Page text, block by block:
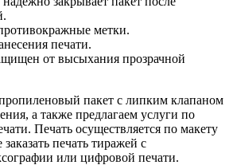
метки.
печати.
от высыхания прозрачной
пакет с липким клапаном
а также предлагаем услуги по
Печать осуществляется по макету
печать тиражей с
или цифровой печати.